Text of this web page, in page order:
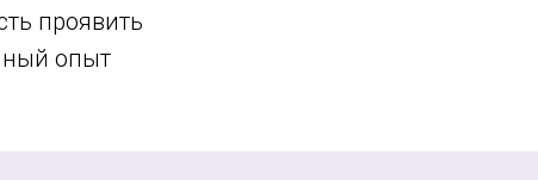
проявить
опыт